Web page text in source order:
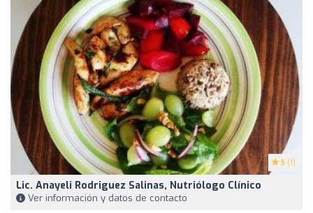
5 (1)
Lic. Anayeli Rodriguez Salinas, Nutriólogo Clínico
Ver información y datos de contacto